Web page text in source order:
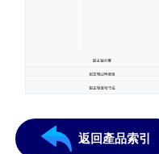
返回產品索引